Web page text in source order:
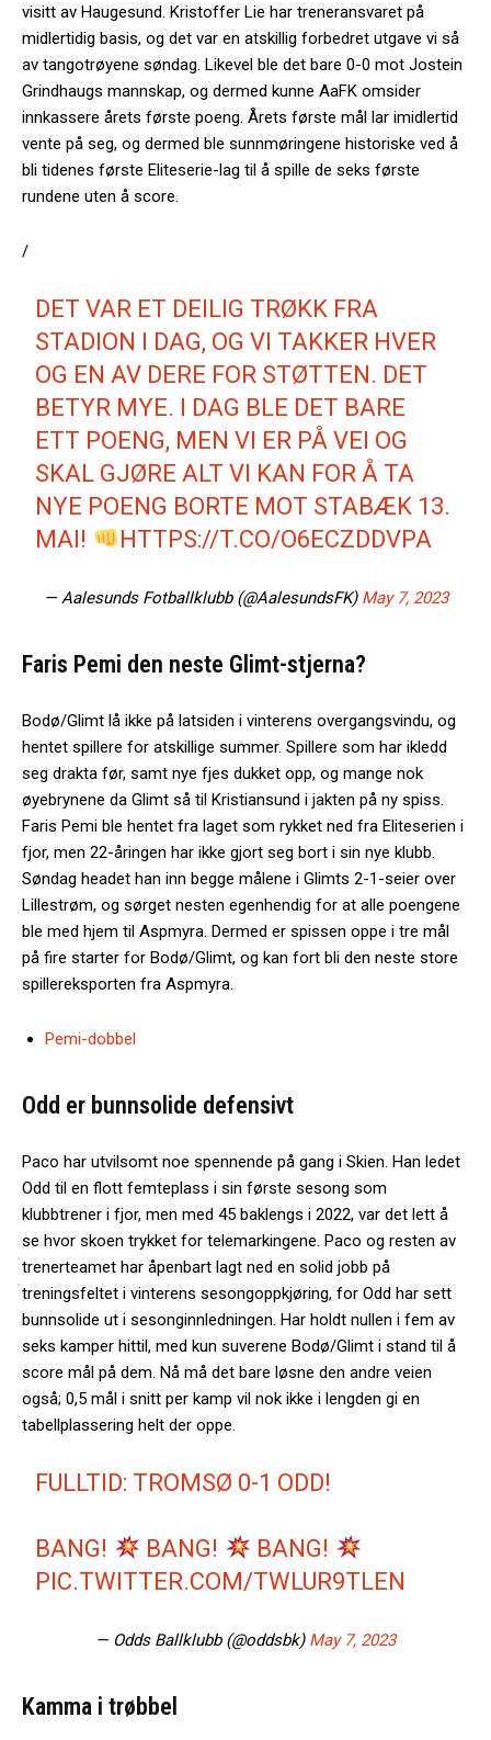
visitt av Haugesund. Kristoffer Lie har treneransvaret på
midlertidig basis, og det var en atskillig forbedret utgave vi så
av tangotrøyene søndag. Likevel ble det bare 0-0 mot Jostein
Grindhaugs mannskap, og dermed kunne AaFK omsider
innkassere årets første poeng. Årets første mål lar imidlertid
vente på seg, og dermed ble sunnmøringene historiske ved å
bli tidenes første Eliteserie-lag til å spille de seks første
rundene uten å score.
/
DET VAR ET DEILIG TRØKK FRA
STADION I DAG, OG VI TAKKER HVER
OG EN AV DERE FOR STØTTEN. DET
BETYR MYE. I DAG BLE DET BARE
ETT POENG, MEN VI ER PÅ VEI OG
SKAL GJØRE ALT VI KAN FOR Å TA
NYE POENG BORTE MOT STABÆK 13.
MAI!
HTTPS://T.CO/O6ECZDDVPA
— Aalesunds Fotballklubb (@AalesundsFK) May 7, 2023
Faris Pemi den neste Glimt-stjerna?
Bodø/Glimt lå ikke på latsiden i vinterens overgangsvindu, og
hentet spillere for atskillige summer. Spillere som har ikledd
seg drakta før, samt nye fjes dukket opp, og mange nok
øyebrynene da Glimt så til Kristiansund i jakten på ny spiss.
Faris Pemi ble hentet fra laget som rykket ned fra Eliteserien i
fjor, men 22-åringen har ikke gjort seg bort i sin nye klubb.
Søndag headet han inn begge målene i Glimts 2-1-seier over
Lillestrøm, og sørget nesten egenhendig for at alle poengene
ble med hjem til Aspmyra. Dermed er spissen oppe i tre mål
på fire starter for Bodø/Glimt, og kan fort bli den neste store
spillereksporten fra Aspmyra.
Pemi-dobbel
Odd er bunnsolide defensivt
Paco har utvilsomt noe spennende på gang i Skien. Han ledet
Odd til en flott femteplass i sin første sesong som
klubbtrener i fjor, men med 45 baklengs i 2022, var det lett å
se hvor skoen trykket for telemarkingene. Paco og resten av
trenerteamet har åpenbart lagt ned en solid jobb på
treningsfeltet i vinterens sesongoppkjøring, for Odd har sett
bunnsolide ut i sesonginnledningen. Har holdt nullen i fem av
seks kamper hittil, med kun suverene Bodø/Glimt i stand til å
score mål på dem. Nå må det bare løsne den andre veien
også; 0,5 mål i snitt per kamp vil nok ikke i lengden gi en
tabellplassering helt der oppe.
FULLTID: TROMSØ 0-1 ODD!
BANG! BANG!
BANG!
PIC.TWITTER.COM/TWLUR9TLEN
— Odds Ballklubb (@oddsbk) May 7, 2023
Kamma i trøbbel